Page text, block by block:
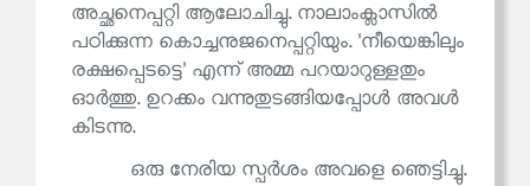
അച്ഛനെപ്പറ്റി ആലോചിച്ചു. നാലാംക്ലാസിൽ
പഠിക്കുന്ന കൊച്ചനുജനെപ്പറ്റിയും. 'നീയെങ്കിലും
രക്ഷപ്പെടട്ടെ' എന്ന് അമ്മ പറയാറുള്ളതും
ഓർത്തു. ഉറക്കം വന്നുതുടങ്ങിയപ്പോൾ അവൾ
കിടന്നു.
ഒരു നേരിയ സ്പർശം അവളെ ഞെട്ടിച്ചു.